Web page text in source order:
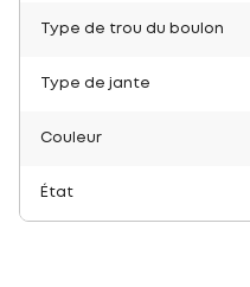
Type de trou du boulon
Type de jante
Couleur
État